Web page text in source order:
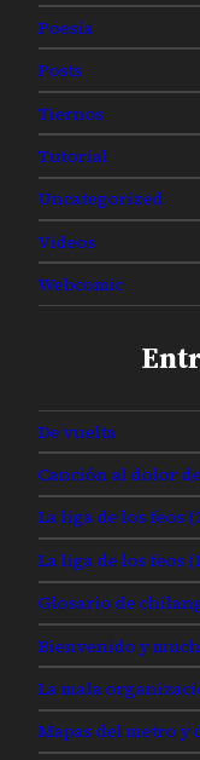
Poesía
Posts
Tiernos
Tutorial
Uncategorized
Videos
Webcomic
De vuelta
Canción al dolor
La liga de los feos
La liga de los feos
Glosario de
Bienvenido y
La mala
Mapas del metro y